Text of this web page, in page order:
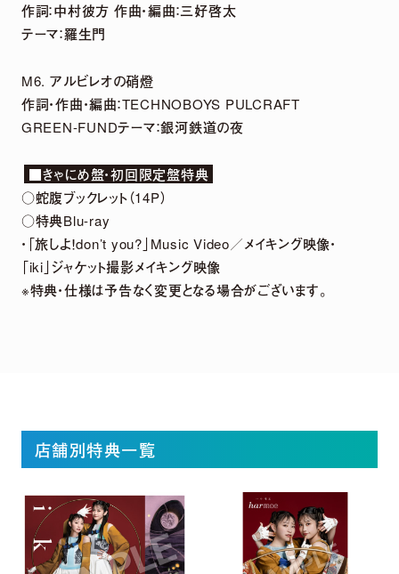
【harmoe】『Tilt』Music Video Full ver.【3rdアルバム】
MOVIE LINEUP
作詞：中村彼方 作曲・編曲：三好啓太
テーマ：羅生門
M6. アルビレオの硝燈
作詞・作曲・編曲：TECHNOBOYS PULCRAFT
GREEN-FUNDテーマ：銀河鉄道の夜
■きゃにめ盤・初回限定盤特典
○蛇腹ブックレット（14P）
○特典Blu-ray
・「旅しよ！don’t you?」Music Video／メイキング映像・
「iki」ジャケット撮影メイキング映像
※特典・仕様は予告なく変更となる場合がございます。
店舗別特典一覧